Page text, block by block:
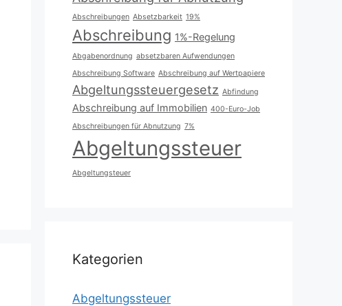
Abschreibungen Absetzbarkeit 19%
Abschreibung 1%-Regelung
Abgabenordnung absetzbaren Aufwendungen
Abschreibung Software Abschreibung auf Wertpapiere
Abgeltungssteuergesetz Abfindung
Abschreibung auf Immobilien 400-Euro-Job
Abschreibungen für Abnutzung 7%
Abgeltungssteuer
Abgeltungsteuer
Kategorien
Abgeltungssteuer